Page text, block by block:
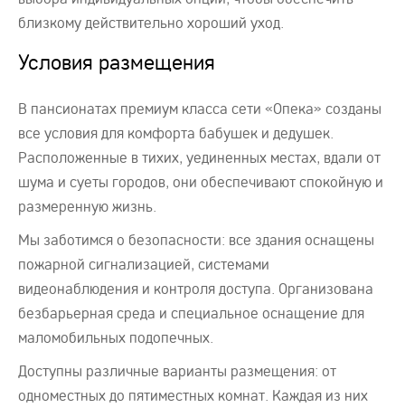
близкому действительно хороший уход.
Условия размещения
В пансионатах премиум класса сети «Опека» созданы
все условия для комфорта бабушек и дедушек.
Расположенные в тихих, уединенных местах, вдали от
шума и суеты городов, они обеспечивают спокойную и
размеренную жизнь.
Мы заботимся о безопасности: все здания оснащены
пожарной сигнализацией, системами
видеонаблюдения и контроля доступа. Организована
безбарьерная среда и специальное оснащение для
маломобильных подопечных.
Доступны различные варианты размещения: от
одноместных до пятиместных комнат. Каждая из них